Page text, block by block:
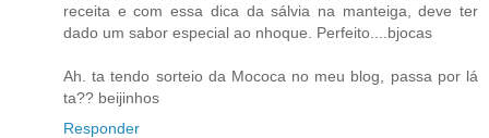
receita e com essa dica da sálvia na manteiga, deve ter
dado um sabor especial ao nhoque. Perfeito....bjocas
Ah. ta tendo sorteio da Mococa no meu blog, passa por lá
ta?? beijinhos
Responder